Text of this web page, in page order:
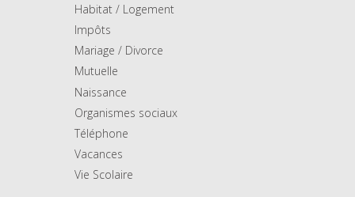
Habitat / Logement
Impôts
Mariage / Divorce
Mutuelle
Naissance
Organismes sociaux
Téléphone
Vacances
Vie Scolaire